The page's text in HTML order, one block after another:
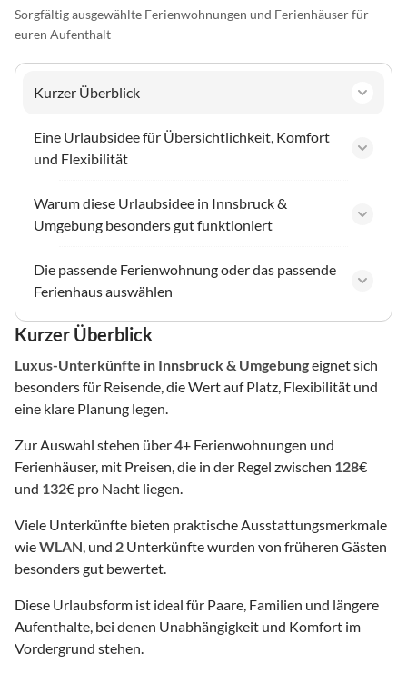
Sorgfältig ausgewählte Ferienwohnungen und Ferienhäuser für
euren Aufenthalt
Kurzer Überblick
Eine Urlaubsidee für Übersichtlichkeit, Komfort
und Flexibilität
Warum diese Urlaubsidee in Innsbruck &
Umgebung besonders gut funktioniert
Die passende Ferienwohnung oder das passende
Ferienhaus auswählen
Kurzer Überblick
Luxus-Unterkünfte in Innsbruck & Umgebungeignet sich
besonders für Reisende, die Wert auf Platz, Flexibilität und
eine klare Planung legen.
Zur Auswahl stehen über4+ Ferienwohnungen und
Ferienhäuser, mit Preisen, die in der Regel zwischen 128€
und 132€ pro Nacht liegen.
Viele Unterkünfte bieten praktische Ausstattungsmerkmale
wieWLAN, und 2 Unterkünfte wurden von früheren Gästen
besonders gut bewertet.
Diese Urlaubsform ist ideal für Paare, Familien und längere
Aufenthalte, bei denen Unabhängigkeit und Komfort im
Vordergrund stehen.